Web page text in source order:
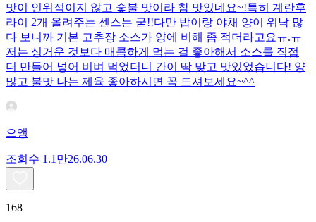
맛이 인위적이지 않고 숯불 맛이라 참 맛있네요~!특히 계란후
라이 2개 올려주는 센스는 굳!! ​다만 밥이랑 야채 양이 워낙 많
다 보니까 기본 고추장 소스가 양에 비해 좀 적더라고요ㅠ.ㅠ
저는 싱거운 것보다 매콤하게 먹는 걸 좋아해서 소스를 직접
더 만들어 넣어 비벼 먹었더니 간이 딱 맞고 맛있었습니다! 양
많고 불맛 나는 제육 좋아하시면 꼭 드셔보세요~^^
으앵
조회수 1.1만26.06.30
168